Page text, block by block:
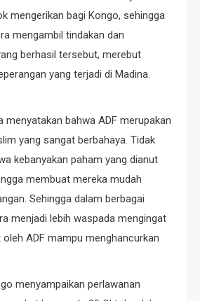
mengerikan bagi Kongo, sehingga
mengambil tindakan dan
berhasil tersebut, merebut
yang terjadi di Madina.
menyatakan bahwa ADF merupakan
yang sangat berbahaya. Tidak
kebanyakan paham yang dianut
membuat mereka mudah
Sehingga dalam berbagai
menjadi lebih waspada mengingat
ADF mampu menghancurkan
menyampaikan perlawanan